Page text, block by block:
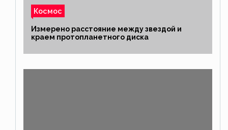
Космос
Измерено расстояние между звездой и
краем протопланетного диска